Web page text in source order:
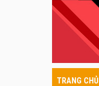
TRANG CHỦ